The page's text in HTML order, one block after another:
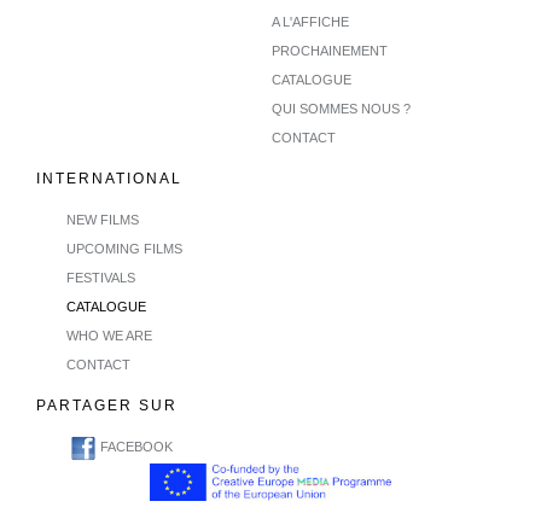
A L'AFFICHE
PROCHAINEMENT
CATALOGUE
QUI SOMMES NOUS ?
CONTACT
INTERNATIONAL
NEW FILMS
UPCOMING FILMS
FESTIVALS
CATALOGUE
WHO WE ARE
CONTACT
PARTAGER SUR
FACEBOOK